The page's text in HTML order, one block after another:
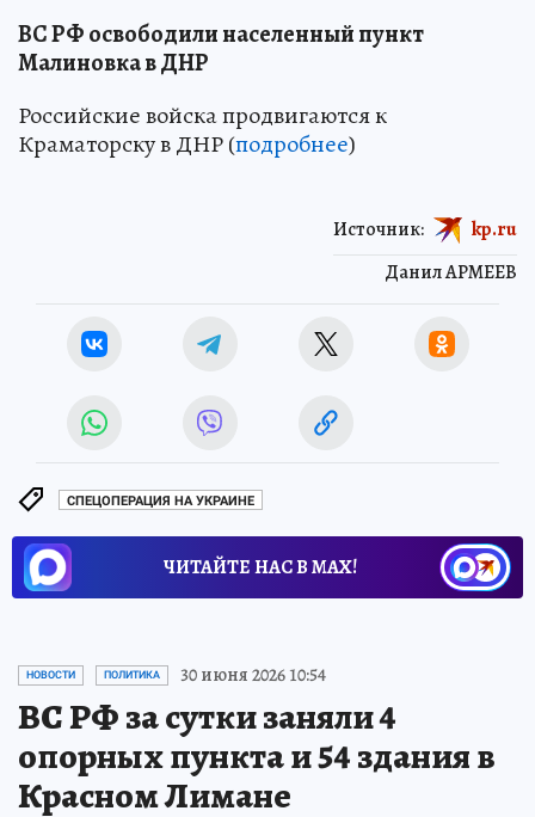
ВС РФ освободили населенный пункт
Малиновка в ДНР
Российские войска продвигаются к
Краматорску в ДНР (подробнее)
Данил АРМЕЕВ
Источник: kp.ru
СПЕЦОПЕРАЦИЯ НА УКРАИНЕ
ЧИТАЙТЕ НАС В МАХ!
НОВОСТИ ПОЛИТИКА 30 июня 2026 10:54
ВС РФ за сутки заняли 4
опорных пункта и 54 здания в
Красном Лимане